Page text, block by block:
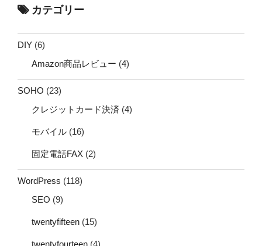
カテゴリー
DIY (6)
Amazon商品レビュー (4)
SOHO (23)
クレジットカード決済 (4)
モバイル (16)
固定電話FAX (2)
WordPress (118)
SEO (9)
twentyfifteen (15)
twentyfourteen (4)